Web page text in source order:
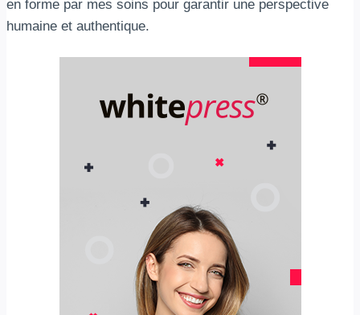
en forme par mes soins pour garantir une perspective
humaine et authentique.